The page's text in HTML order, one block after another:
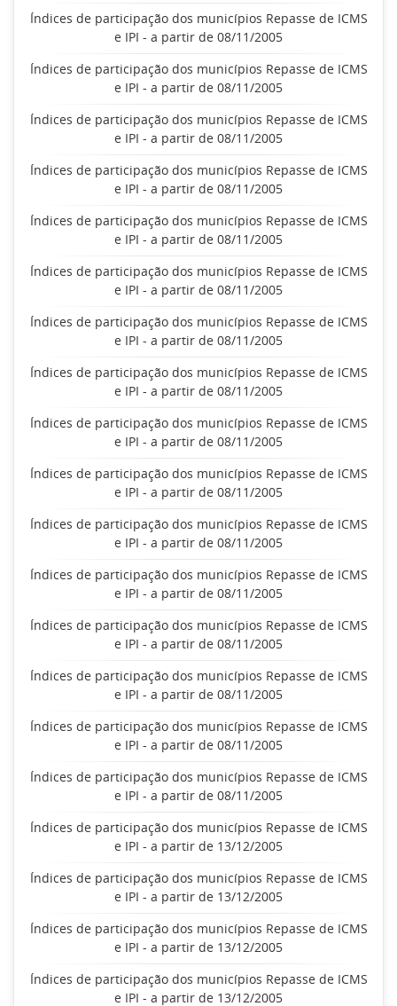
Índices de participação dos municípios Repasse de ICMS
e IPI - a partir de 08/11/2005
Índices de participação dos municípios Repasse de ICMS
e IPI - a partir de 08/11/2005
Índices de participação dos municípios Repasse de ICMS
e IPI - a partir de 08/11/2005
Índices de participação dos municípios Repasse de ICMS
e IPI - a partir de 08/11/2005
Índices de participação dos municípios Repasse de ICMS
e IPI - a partir de 08/11/2005
Índices de participação dos municípios Repasse de ICMS
e IPI - a partir de 08/11/2005
Índices de participação dos municípios Repasse de ICMS
e IPI - a partir de 08/11/2005
Índices de participação dos municípios Repasse de ICMS
e IPI - a partir de 08/11/2005
Índices de participação dos municípios Repasse de ICMS
e IPI - a partir de 08/11/2005
Índices de participação dos municípios Repasse de ICMS
e IPI - a partir de 08/11/2005
Índices de participação dos municípios Repasse de ICMS
e IPI - a partir de 08/11/2005
Índices de participação dos municípios Repasse de ICMS
e IPI - a partir de 08/11/2005
Índices de participação dos municípios Repasse de ICMS
e IPI - a partir de 08/11/2005
Índices de participação dos municípios Repasse de ICMS
e IPI - a partir de 08/11/2005
Índices de participação dos municípios Repasse de ICMS
e IPI - a partir de 08/11/2005
Índices de participação dos municípios Repasse de ICMS
e IPI - a partir de 08/11/2005
Índices de participação dos municípios Repasse de ICMS
e IPI - a partir de 13/12/2005
Índices de participação dos municípios Repasse de ICMS
e IPI - a partir de 13/12/2005
Índices de participação dos municípios Repasse de ICMS
e IPI - a partir de 13/12/2005
Índices de participação dos municípios Repasse de ICMS
e IPI - a partir de 13/12/2005